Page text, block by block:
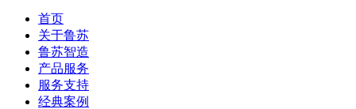
首页
关于鲁苏
鲁苏智造
产品服务
服务支持
经典案例